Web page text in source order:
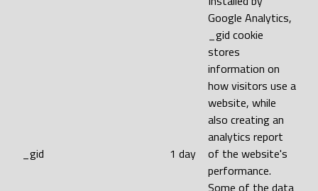
_gid 1 day
Google Analytics,
_gid cookie
stores
information on
how visitors use a
website, while
also creating an
analytics report
of the website's
performance.
Some of the data